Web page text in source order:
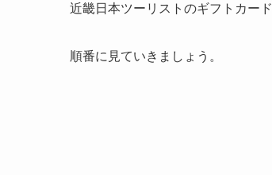
近畿日本ツーリストのギフトカード
順番に見ていきましょう。